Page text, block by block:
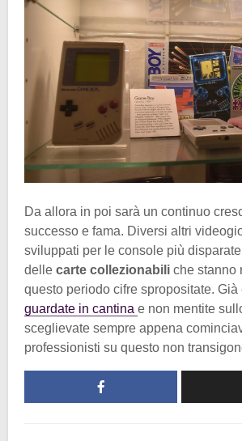
Da allora in poi sarà un continuo
successo e fama. Diversi altri
sviluppati per le console più
delle carte collezionabili che stanno
questo periodo cifre spropositate. Già
guardate in cantina e non mentite
sceglievate sempre appena
professionisti su questo non